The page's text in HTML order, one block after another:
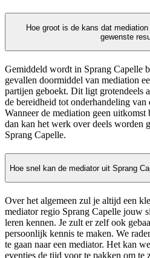
Hoe groot is de kans dat
gewenste
Gemiddeld wordt in Sprang Capelle
gevallen doormiddel van mediation
partijen geboekt. Dit ligt grotendeels
de bereidheid tot onderhandeling van
Wanneer de mediation geen
dan kan het werk over deels worden
Sprang Capelle.
Hoe snel kan de mediator uit Sprang
Over het algemeen zul je altijd een
mediator regio Sprang Capelle jouw
leren kennen. Je zult er zelf ook
persoonlijk kennis te maken. We
te gaan naar een mediator. Het kan
eventjes de tijd voor te pakken om te